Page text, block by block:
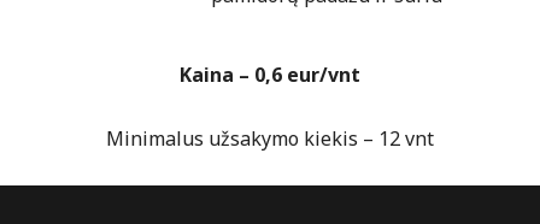
Kaina – 0,6 eur/vnt
Minimalus užsakymo kiekis – 12 vnt